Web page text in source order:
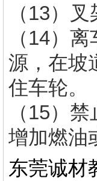
（13）
（14）
源，在坡
住车轮。
（15）
增加燃油
东莞诚材